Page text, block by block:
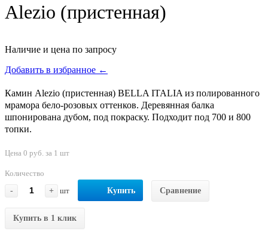
Alezio (пристенная)
Наличие и цена по запросу
Добавить в избранное ←
Камин Alezio (пристенная) BELLA ITALIA из полированного
мрамора бело-розовых оттенков. Деревянная балка
шпонирована дубом, под покраску. Подходит под 700 и 800
топки.
Цена 0 руб. за 1 шт
Количество
-
+ шт Купить Сравнение
Купить в 1 клик